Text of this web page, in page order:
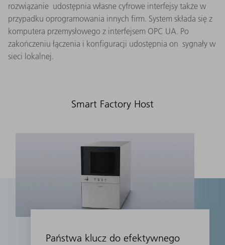
rozwiązanie udostępnia własne cyfrowe interfejsy także w
przypadku oprogramowania innych firm. System składa się z
komputera przemysłowego z interfejsem OPC UA. Po
zakończeniu łączenia i konfiguracji udostępnia on sygnały w
sieci lokalnej.
Smart Factory Host
Państwa klucz do efektywnego